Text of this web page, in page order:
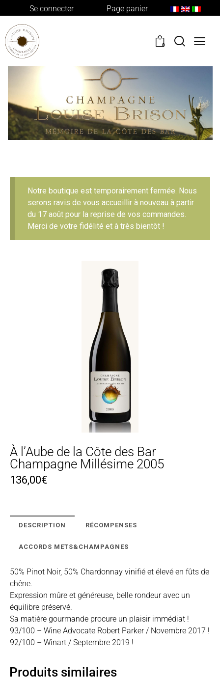
Se connecter Page panier
0
Notre boutique est temporairement fermée. Nous
serons ravis de vous accueillir à nouveau à partir
du 17 août pour la reprise de vos commandes.
Merci de votre fidélité et à très bientôt !
À l’Aube de la Côte des Bar
Champagne Millésime 2005
136,00€
DESCRIPTION RÉCOMPENSES
ACCORDS METS&CHAMPAGNES
50% Pinot Noir, 50% Chardonnay vinifié et élevé en fûts de
chêne.
Expression mûre et généreuse, belle rondeur avec un
équilibre préservé.
Sa matière gourmande procure un plaisir immédiat !
93/100 – Wine Advocate Robert Parker / Novembre 2017 !
92/100 – Winart / Septembre 2019 !
Produits similaires